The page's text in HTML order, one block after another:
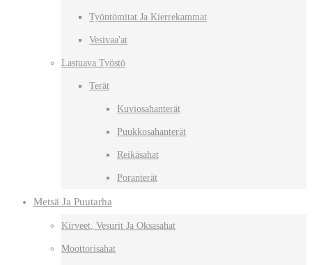
Työntömitat Ja Kierrekammat
Vesivaa'at
Lastuava Työstö
Terät
Kuviosahanterät
Puukkosahanterät
Reikäsahat
Poranterät
Metsä Ja Puutarha
Kirveet, Vesurit Ja Oksasahat
Moottorisahat